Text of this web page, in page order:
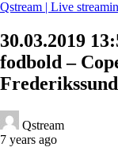
Qstream | Live
30.03.2019
fodbold –
Qstream
7 years ago